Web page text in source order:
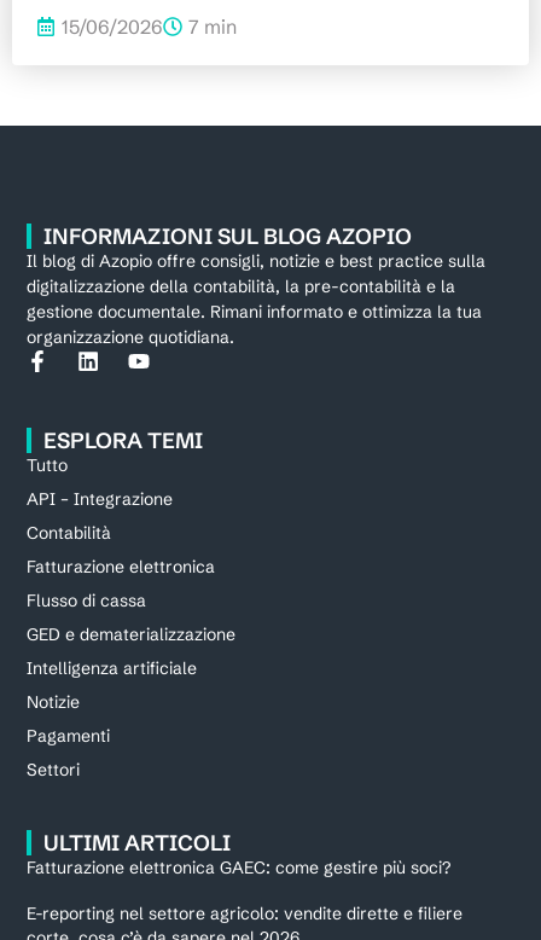
15/06/2026
7 min
INFORMAZIONI SUL BLOG AZOPIO
Il blog di Azopio offre consigli, notizie e best practice sulla
digitalizzazione della contabilità, la pre-contabilità e la
gestione documentale. Rimani informato e ottimizza la tua
organizzazione quotidiana.
ESPLORA TEMI
Tutto
API – Integrazione
Contabilità
Fatturazione elettronica
Flusso di cassa
GED e dematerializzazione
Intelligenza artificiale
Notizie
Pagamenti
Settori
ULTIMI ARTICOLI
Fatturazione elettronica GAEC: come gestire più soci?
E-reporting nel settore agricolo: vendite dirette e filiere